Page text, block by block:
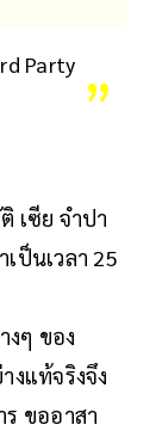
Party
เซีย จำปา
ป็นเวลา 25
ๆ ของ
งแท้จริงจึง
ขออาสา